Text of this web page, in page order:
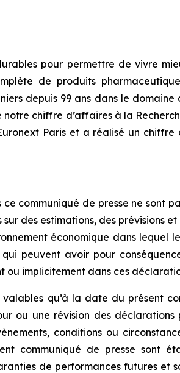
pour permettre de vivre
de produits
depuis 99 ans dans le
notre chiffre d’affaires à la
Paris et a réalisé un chiffre
communiqué de presse ne sont
des estimations, des prévisions
économique dans lequel
peuvent avoir pour
ou implicitement dans ces
qu’à la date du présent
ou une révision des
conditions ou
communiqué de presse sont
de performances futures